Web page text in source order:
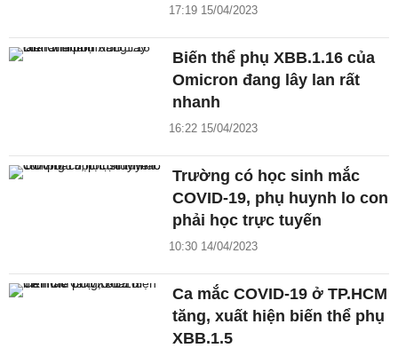
17:19 15/04/2023
Biến thể phụ XBB.1.16 của
Omicron đang lây lan rất
nhanh
16:22 15/04/2023
Trường có học sinh mắc
COVID-19, phụ huynh lo con
phải học trực tuyến
10:30 14/04/2023
Ca mắc COVID-19 ở TP.HCM
tăng, xuất hiện biến thể phụ
XBB.1.5